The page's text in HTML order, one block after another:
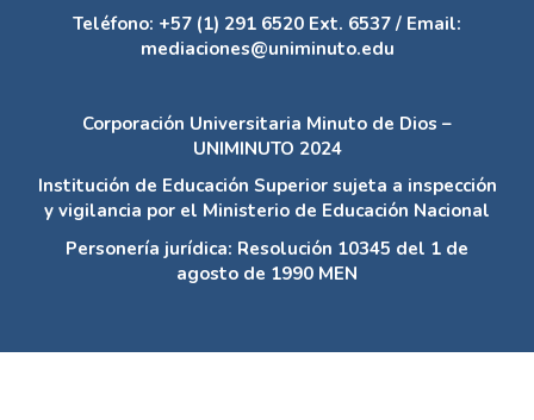
Teléfono: +57 (1) 291 6520 Ext. 6537 / Email:
mediaciones@uniminuto.edu
Corporación Universitaria Minuto de Dios –
UNIMINUTO 2024
Institución de Educación Superior sujeta a inspección
y vigilancia por el Ministerio de Educación Nacional
Personería jurídica: Resolución 10345 del 1 de
agosto de 1990 MEN